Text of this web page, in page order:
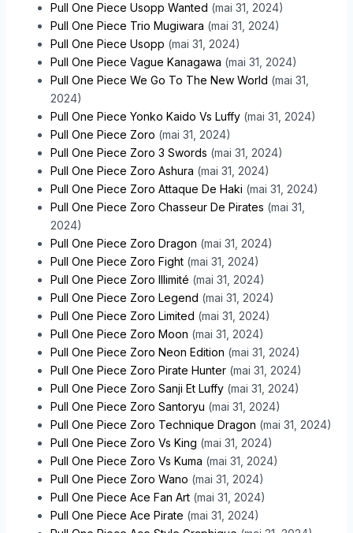
Pull One Piece Usopp Wanted (mai 31, 2024)
Pull One Piece Trio Mugiwara (mai 31, 2024)
Pull One Piece Usopp (mai 31, 2024)
Pull One Piece Vague Kanagawa (mai 31, 2024)
Pull One Piece We Go To The New World (mai 31,
2024)
Pull One Piece Yonko Kaido Vs Luffy (mai 31, 2024)
Pull One Piece Zoro (mai 31, 2024)
Pull One Piece Zoro 3 Swords (mai 31, 2024)
Pull One Piece Zoro Ashura (mai 31, 2024)
Pull One Piece Zoro Attaque De Haki (mai 31, 2024)
Pull One Piece Zoro Chasseur De Pirates (mai 31,
2024)
Pull One Piece Zoro Dragon (mai 31, 2024)
Pull One Piece Zoro Fight (mai 31, 2024)
Pull One Piece Zoro Illimité (mai 31, 2024)
Pull One Piece Zoro Legend (mai 31, 2024)
Pull One Piece Zoro Limited (mai 31, 2024)
Pull One Piece Zoro Moon (mai 31, 2024)
Pull One Piece Zoro Neon Edition (mai 31, 2024)
Pull One Piece Zoro Pirate Hunter (mai 31, 2024)
Pull One Piece Zoro Sanji Et Luffy (mai 31, 2024)
Pull One Piece Zoro Santoryu (mai 31, 2024)
Pull One Piece Zoro Technique Dragon (mai 31, 2024)
Pull One Piece Zoro Vs King (mai 31, 2024)
Pull One Piece Zoro Vs Kuma (mai 31, 2024)
Pull One Piece Zoro Wano (mai 31, 2024)
Pull One Piece Ace Fan Art (mai 31, 2024)
Pull One Piece Ace Pirate (mai 31, 2024)